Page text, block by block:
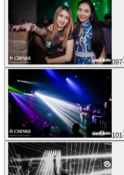
097
101